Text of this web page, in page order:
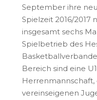
September ihre
Spielzeit 2016/2017
insgesamt sechs
Spielbetrieb des
Bereich sind eine
Herrenmannschaft,
vereinseigenen